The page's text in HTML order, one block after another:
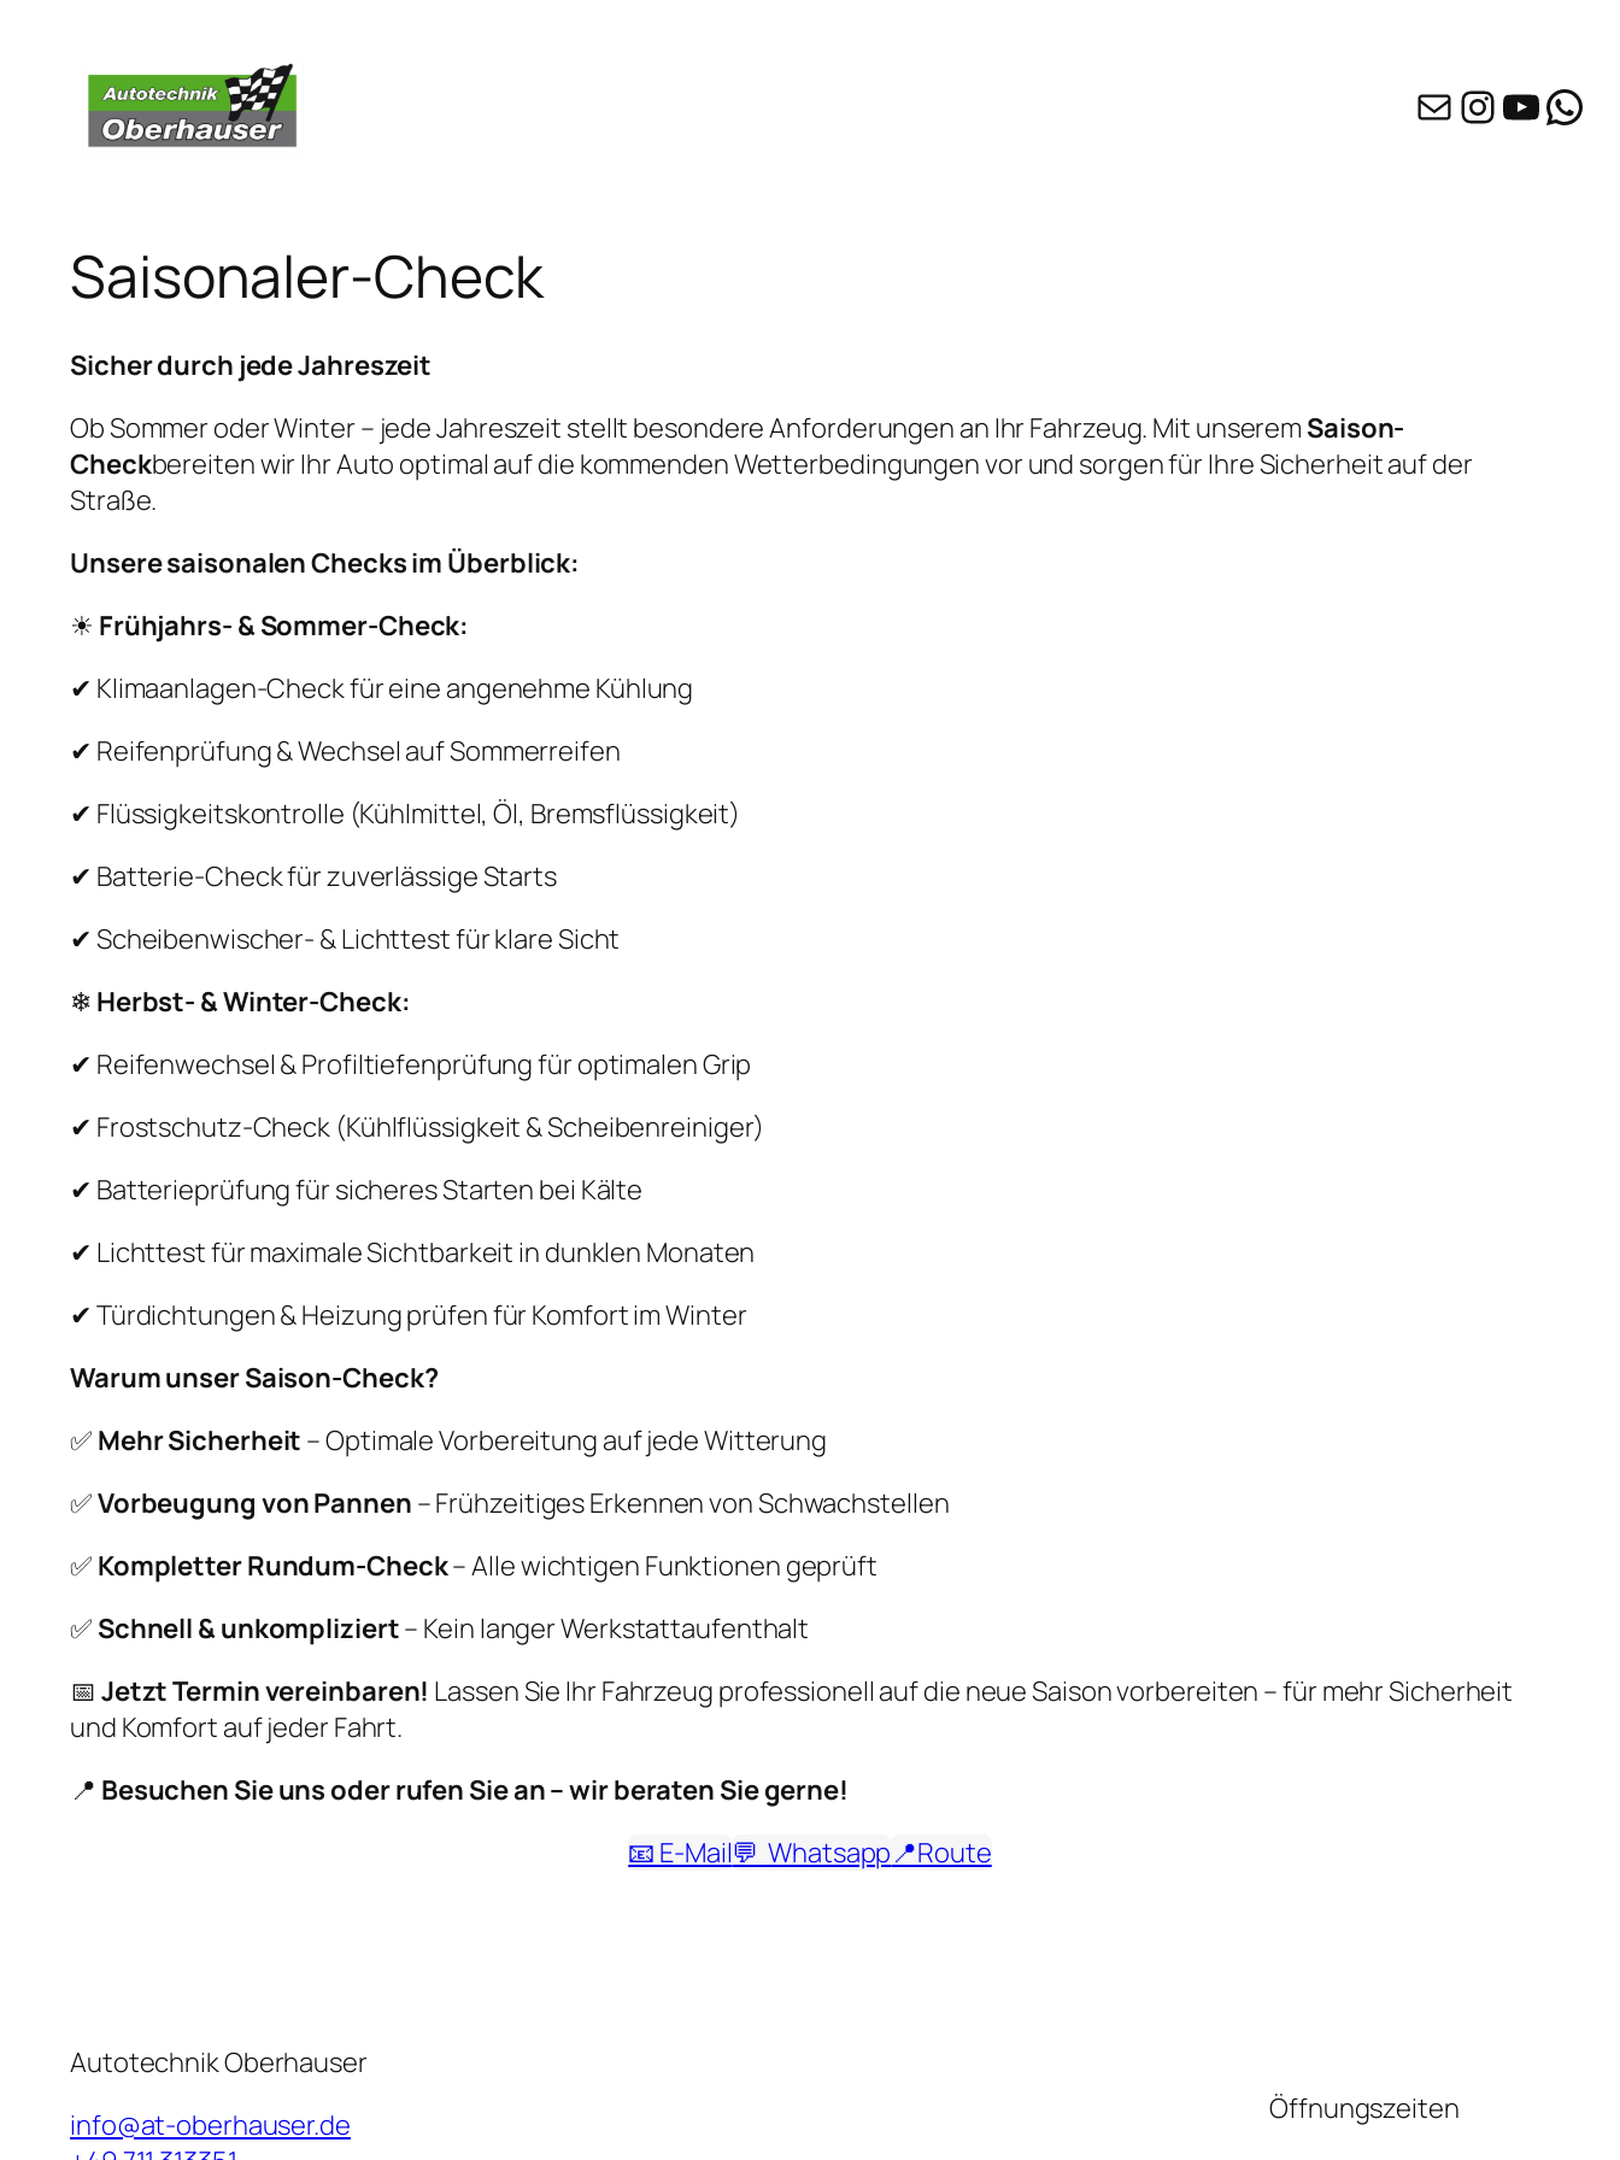
info@at-
Saisonaler-Check
Sicher durch jede Jahreszeit
Ob Sommer oder Winter – jede Jahreszeit stellt besondere Anforderungen an Ihr Fahrzeug. Mit unserem Saison-
Checkbereiten wir Ihr Auto optimal auf die kommenden Wetterbedingungen vor und sorgen für Ihre Sicherheit auf der
Straße.
Unsere saisonalen Checks im Überblick:
☀ Frühjahrs- & Sommer-Check:
✔ Klimaanlagen-Check für eine angenehme Kühlung
✔ Reifenprüfung & Wechsel auf Sommerreifen
✔ Flüssigkeitskontrolle (Kühlmittel, Öl, Bremsflüssigkeit)
✔ Batterie-Check für zuverlässige Starts
✔ Scheibenwischer- & Lichttest für klare Sicht
❄ Herbst- & Winter-Check:
✔ Reifenwechsel & Profiltiefenprüfung für optimalen Grip
✔ Frostschutz-Check (Kühlflüssigkeit & Scheibenreiniger)
✔ Batterieprüfung für sicheres Starten bei Kälte
✔ Lichttest für maximale Sichtbarkeit in dunklen Monaten
✔ Türdichtungen & Heizung prüfen für Komfort im Winter
Warum unser Saison-Check?
✅ Mehr Sicherheit – Optimale Vorbereitung auf jede Witterung
✅Vorbeugung von Pannen – Frühzeitiges Erkennen von Schwachstellen
✅ Kompletter Rundum-Check– Alle wichtigen Funktionen geprüft
✅ Schnell & unkompliziert– Kein langer Werkstattaufenthalt
📅 Jetzt Termin vereinbaren! Lassen Sie Ihr Fahrzeug professionell auf die neue Saison vorbereiten – für mehr Sicherheit
und Komfort auf jeder Fahrt.
📍 Besuchen Sie uns oder rufen Sie an – wir beraten Sie gerne!
📧 E-Mail💬 Whatsapp📍Route
Autotechnik Oberhauser
info@at-oberhauser.de
Öffnungszeiten